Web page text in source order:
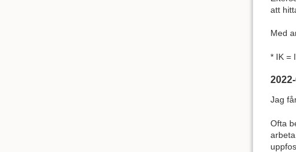
att
Med
* IK =
Jag
Ofta